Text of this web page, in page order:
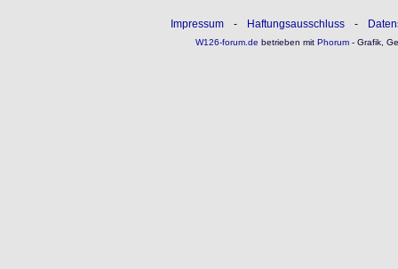
Impressum - Haftungsausschluss -
W126-forum.de betrieben mitPhorum- Grafik,